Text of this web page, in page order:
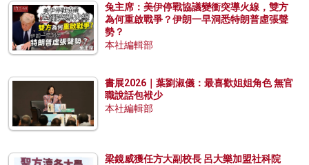
兔主席：美伊停戰協議變衝突導火線，雙方
為何重啟戰爭？伊朗一早洞悉特朗普虛張聲
勢？
本社編輯部
書展2026｜葉劉淑儀：最喜歡姐姐角色 無官
職說話包袱少
本社編輯部
梁鏡威獲任方大副校長 呂大樂加盟社科院